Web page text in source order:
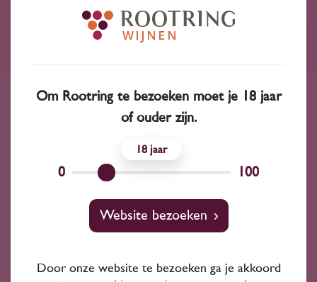
Advies nodig?
Wijnprofessionals
10+ jaar ervaring
Om Rootring te bezoeken moet je 18 jaar
of ouder zijn.
0
18
100
Website bezoeken
Door onze website te bezoeken ga je akkoord